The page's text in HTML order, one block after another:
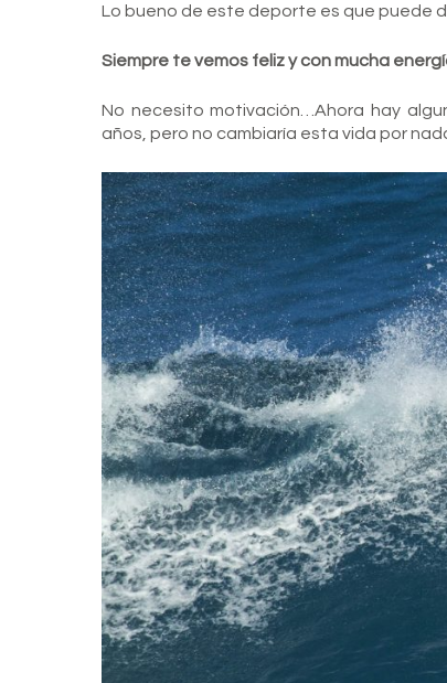
Lo bueno de este deporte es que puede
Siempre te vemos feliz y con mucha
No necesito motivación…Ahora hay
años, pero no cambiaría esta vida por